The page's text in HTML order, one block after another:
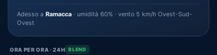
Adesso a Ramacca · umidità 60% · vento 5 km/h Ovest-Sud-
Ovest
ORA PER ORA · 24H BLEND